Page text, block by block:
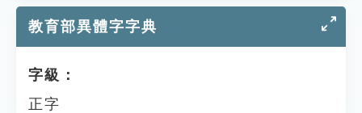
教育部異體字字典
字級：
正字